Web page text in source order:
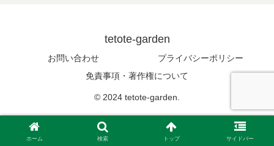
tetote-garden
お問い合わせ
プライバシーポリシー
免責事項・著作権について
© 2024 tetote-garden.
ホーム 検索 トップ サイドバー